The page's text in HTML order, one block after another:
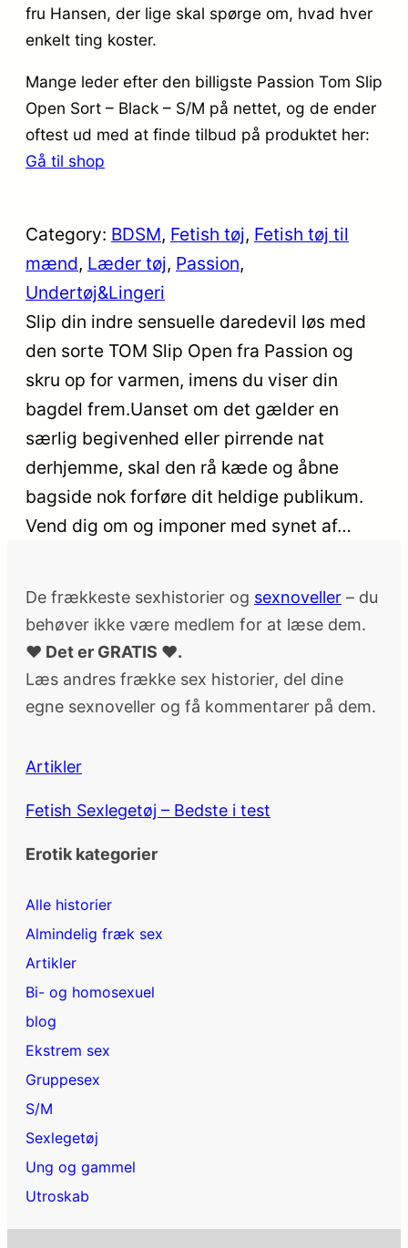
fru Hansen, der lige skal spørge om, hvad hver
enkelt ting koster.
Mange leder efter den billigste Passion Tom Slip
Open Sort – Black – S/M på nettet, og de ender
oftest ud med at finde tilbud på produktet her:
Gå til shop
Category: BDSM, Fetish tøj, Fetish tøj til
mænd, Læder tøj, Passion
Undertøj&Lingeri
Slip din indre sensuelle daredevil løs med
den sorte TOM Slip Open fra Passion og
skru op for varmen, imens du viser din
bagdel frem.Uanset om det gælder en
særlig begivenhed eller pirrende nat
derhjemme, skal den rå kæde og åbne
bagside nok forføre dit heldige publikum.
Vend dig om og imponer med synet af…
De frækkeste sexhistorier og sexnoveller – du
behøver ikke være medlem for at læse dem.
♥ Det er GRATIS ♥.
Læs andres frække sex historier, del dine
egne sexnoveller og få kommentarer på dem.
Artikler
Fetish Sexlegetøj – Bedste i test
Erotik kategorier
Alle historier
Almindelig fræk sex
Artikler
Bi- og homosexuel
blog
Ekstrem sex
Gruppesex
S/M
Sexlegetøj
Ung og gammel
Utroskab